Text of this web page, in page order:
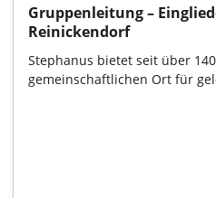
Gruppenleitung –
Reinickendorf
Stephanus bietet seit über
gemeinschaftlichen Ort für